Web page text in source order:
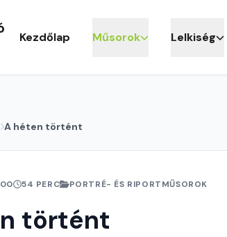
Kezdőlap Műsorok Lelkiség
A héten történt
54 PERC PORTRÉ- ÉS RIPORTMŰSOROK
történt